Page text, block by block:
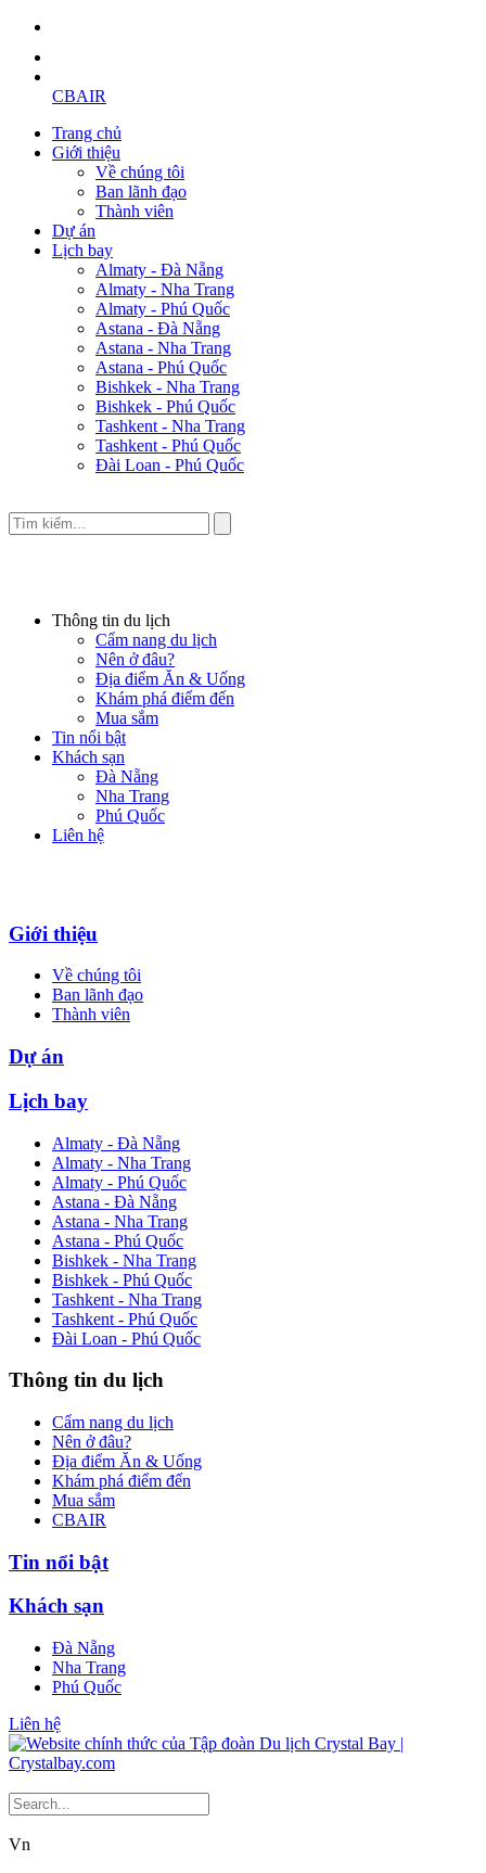
CBAIR
Trang chủ
Giới thiệu
Về chúng tôi
Ban lãnh đạo
Thành viên
Dự án
Lịch bay
Almaty - Đà Nẵng
Almaty - Nha Trang
Almaty - Phú Quốc
Astana - Đà Nẵng
Astana - Nha Trang
Astana - Phú Quốc
Bishkek - Nha Trang
Bishkek - Phú Quốc
Tashkent - Nha Trang
Tashkent - Phú Quốc
Đài Loan - Phú Quốc
Thông tin du lịch
Cẩm nang du lịch
Nên ở đâu?
Địa điểm Ăn & Uống
Khám phá điểm đến
Mua sắm
Tin nổi bật
Khách sạn
Đà Nẵng
Nha Trang
Phú Quốc
Liên hệ
Giới thiệu
Về chúng tôi
Ban lãnh đạo
Thành viên
Dự án
Lịch bay
Almaty - Đà Nẵng
Almaty - Nha Trang
Almaty - Phú Quốc
Astana - Đà Nẵng
Astana - Nha Trang
Astana - Phú Quốc
Bishkek - Nha Trang
Bishkek - Phú Quốc
Tashkent - Nha Trang
Tashkent - Phú Quốc
Đài Loan - Phú Quốc
Thông tin du lịch
Cẩm nang du lịch
Nên ở đâu?
Địa điểm Ăn & Uống
Khám phá điểm đến
Mua sắm
CBAIR
Tin nổi bật
Khách sạn
Đà Nẵng
Nha Trang
Phú Quốc
Liên hệ
Vn